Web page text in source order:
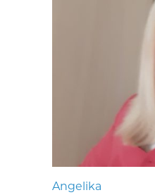
Angelika